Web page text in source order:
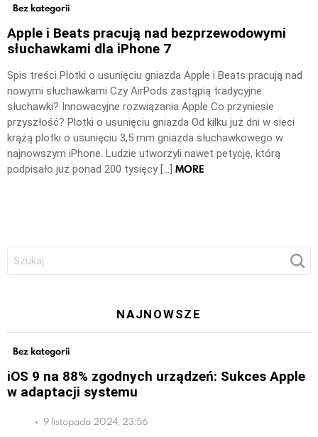
Bez kategorii
Apple i Beats pracują nad bezprzewodowymi
słuchawkami dla iPhone 7
Spis treści Plotki o usunięciu gniazda Apple i Beats pracują nad
nowymi słuchawkami Czy AirPods zastąpią tradycyjne
słuchawki? Innowacyjne rozwiązania Apple Co przyniesie
przyszłość? Plotki o usunięciu gniazda Od kilku już dni w sieci
krążą plotki o usunięciu 3,5 mm gniazda słuchawkowego w
najnowszym iPhone. Ludzie utworzyli nawet petycję, którą
podpisało już ponad 200 tysięcy […] MORE
Szukaj:
NAJNOWSZE
Bez kategorii
iOS 9 na 88% zgodnych urządzeń: Sukces Apple
w adaptacji systemu
9 listopada 2024, 23:56